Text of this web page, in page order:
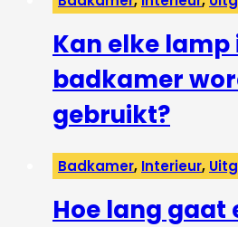
Kan elke lamp
badkamer
gebruikt?
Badkamer, Interieur,
Hoe lang gaat